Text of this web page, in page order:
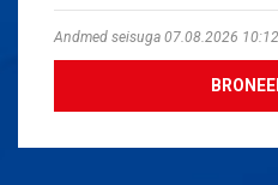
Andmed seisuga 07.08.2026 10:12